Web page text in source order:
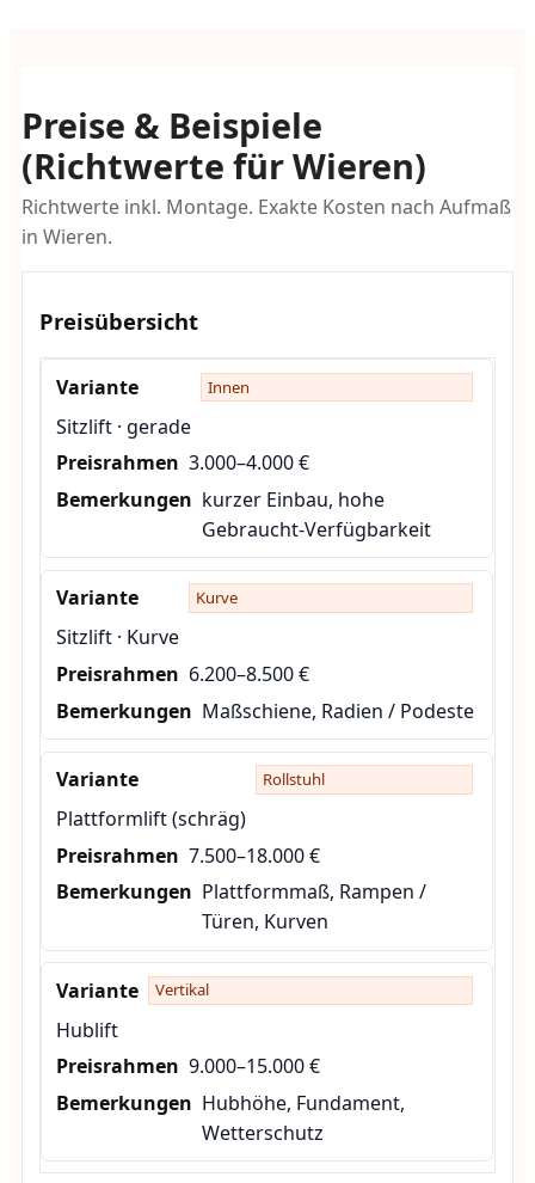
Preise & Beispiele
(Richtwerte für Wieren)
Richtwerte inkl. Montage. Exakte Kosten nach Aufmaß
in Wieren.
Preisübersicht
Innen
Sitzlift · gerade
3.000–4.000 €
kurzer Einbau, hohe
Gebraucht-Verfügbarkeit
Kurve
Sitzlift · Kurve
6.200–8.500 €
Maßschiene, Radien / Podeste
Rollstuhl
Plattformlift (schräg)
7.500–18.000 €
Plattformmaß, Rampen /
Türen, Kurven
Vertikal
Hublift
9.000–15.000 €
Hubhöhe, Fundament,
Wetterschutz